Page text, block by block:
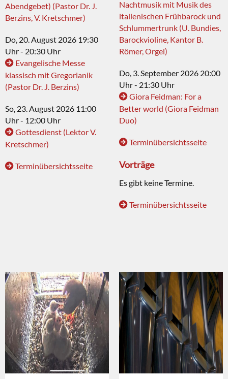
Abendgebet) (Pastor Dr. J.
Berzins, V. Kretschmer)
Do, 20. August 2026 19:30
Uhr - 20:30 Uhr
Evangelische Messe
klassisch mit Gregorianik
(Pastor Dr. J. Berzins)
So, 23. August 2026 11:00
Uhr - 12:00 Uhr
Gottesdienst (Lektor V.
Kretschmer)
Terminübersichtsseite
Nachtmusik mit Musik des
italienischen Frühbarock und
Schlummertrunk (U. Bundies,
Barockvioline, Kantor B.
Römer, Orgel)
Do, 3. September 2026 20:00
Uhr - 21:30 Uhr
Giora Feidman: For a
Better world (Giora Feidman
Duo)
Terminübersichtsseite
Vorträge
Es gibt keine Termine.
Terminübersichtsseite